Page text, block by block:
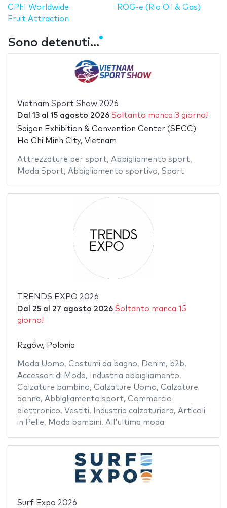
CPhI Worldwide
Fruit Attraction
ROG-e (Rio Oil & Gas)
Sono detenuti...
Vietnam Sport Show 2026
Dal 13al 15 agosto 2026 Soltanto manca 3 giorno!
Saigon Exhibition & Convention Center (SECC)
Ho Chi Minh City, Vietnam
Attrezzature per sport, Abbigliamento sport,
Moda Sport, Abbigliamento sportivo, Sport
TRENDS EXPO 2026
Dal 25al 27 agosto 2026 Soltanto manca 15
giorno!
Rzgów, Polonia
Moda Uomo, Costumi da bagno, Denim, b2b,
Accessori di Moda, Industria abbigliamento,
Calzature bambino, Calzature Uomo, Calzature
donna, Abbigliamento sport, Commercio
elettronico, Vestiti, Industria calzaturiera, Articoli
in Pelle, Moda bambini, All'ultima moda
Surf Expo 2026